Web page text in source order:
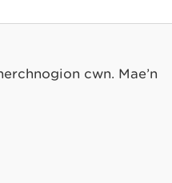
cŵn. Mae’n